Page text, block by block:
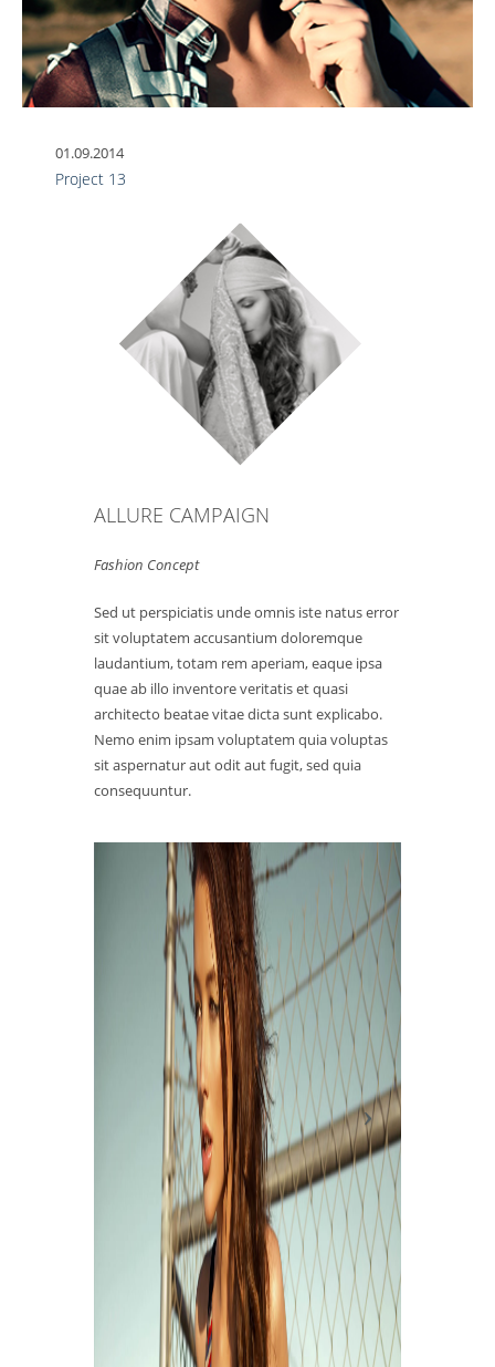
01.09.2014
Project 13
ALLURE CAMPAIGN
Fashion Concept
Sed ut perspiciatis unde omnis iste natus error
sit voluptatem accusantium doloremque
laudantium, totam rem aperiam, eaque ipsa
quae ab illo inventore veritatis et quasi
architecto beatae vitae dicta sunt explicabo.
Nemo enim ipsam voluptatem quia voluptas
sit aspernatur aut odit aut fugit, sed quia
consequuntur.